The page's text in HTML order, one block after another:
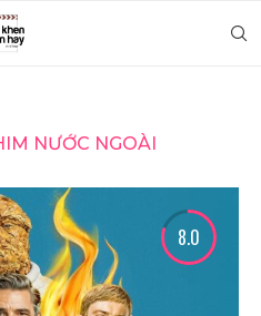
NƯỚC NGOÀI
8.0